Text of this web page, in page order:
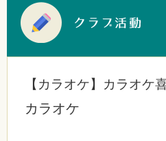
【カラオケ】カラオケ
カラオケ